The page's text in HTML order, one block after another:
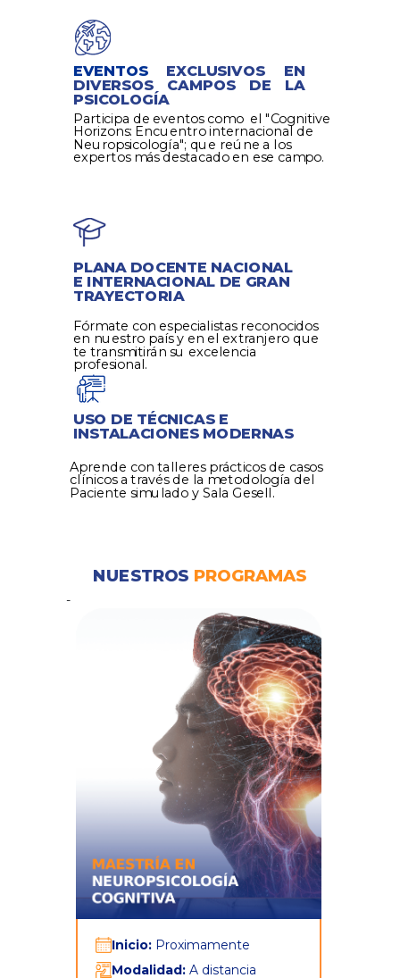
EVENTOS EXCLUSIVOS EN
DIVERSOS CAMPOS DE LA
PSICOLOGÍA
Participa de eventos como el "Cognitive
Horizons: Encuentro internacional de
Neuropsicología"; que reúne a los
expertos más destacado en ese campo.
PLANA DOCENTE NACIONAL
E INTERNACIONAL DE GRAN
TRAYECTORIA
Fórmate con especialistas reconocidos
en nuestro país y en el extranjero que
te transmitirán su excelencia
profesional.
USO DE TÉCNICAS E
INSTALACIONES MODERNAS
Aprende con talleres prácticos de casos
clínicos a través de la metodología del
Paciente simulado y Sala Gesell.
NUESTROS PROGRAMAS
-
Inicio: Proximamente
Modalidad: A distancia